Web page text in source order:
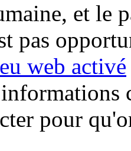
et le
pas
web activé
pour